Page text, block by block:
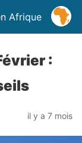
Afrique
:
il y a 7 mois